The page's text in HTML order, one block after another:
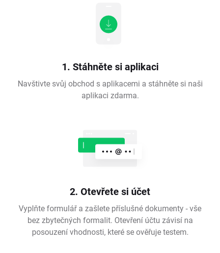
1. Stáhněte si aplikaci
Navštivte svůj obchod s aplikacemi a stáhněte si naši
aplikaci zdarma.
2. Otevřete si účet
Vyplňte formulář a zašlete příslušné dokumenty - vše
bez zbytečných formalit. Otevření účtu závisí na
posouzení vhodnosti, které se ověřuje testem.